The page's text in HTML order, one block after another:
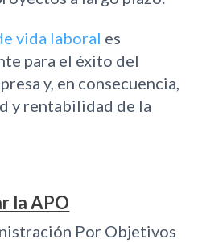
vida laboral es
para el éxito del
y, en consecuencia,
y rentabilidad de la
la APO
Por Objetivos